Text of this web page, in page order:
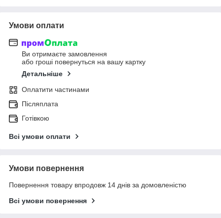
Умови оплати
Ви отримаєте замовлення
або гроші повернуться на вашу картку
Детальніше
Оплатити частинами
Післяплата
Готівкою
Всі умови оплати
Умови повернення
Повернення товару впродовж 14 днів за домовленістю
Всі умови повернення